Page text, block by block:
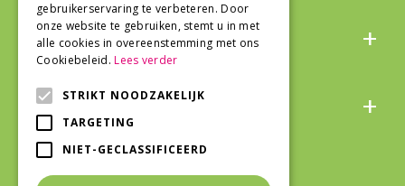
Over ons
Snel naar
Veilig winkelen
gebruikerservaring te verbeteren. Door
onze website te gebruiken, stemt u in met
alle cookies in overeenstemming met ons
Cookiebeleid.Lees verder
STRIKT NOODZAKELIJK
TARGETING
NIET-GECLASSIFICEERD